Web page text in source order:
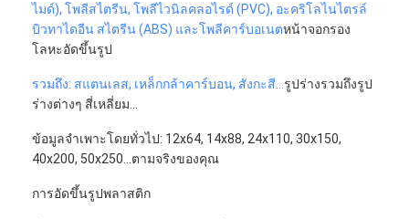
ไมด์), โพลีสไตรีน, โพลีไวนิลคลอไรด์ (PVC), อะคริโลไนไตรล์
บิวทาไดอีน สไตรีน (ABS) และโพลีคาร์บอเนตหน้าจอกรอง
โลหะอัดขึ้นรูป
รวมถึง: สแตนเลส, เหล็กกล้าคาร์บอน, สังกะสี... รูปร่างรวมถึงรูป
ร่างต่างๆ สี่เหลี่ยม...
ข้อมูลจำเพาะโดยทั่วไป: 12x64, 14x88, 24x110, 30x150,
40x200, 50x250...ตามจริงของคุณ
การอัดขึ้นรูปพลาสติก